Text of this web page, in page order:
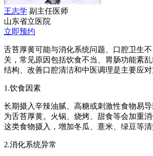
王志学 副主任医师
山东省立医院
立即预约
舌苔厚黄可能与消化系统问题、口腔卫生
关，常见原因包括饮食不当、胃肠功能紊
结构、改善口腔清洁和中医调理是主要应对
1.饮食因素
长期摄入辛辣油腻、高糖或刺激性食物易
为舌苔厚黄。火锅、烧烤、甜食等会加重
这类食物摄入，增加冬瓜、薏米、绿豆等清
2.消化系统异常